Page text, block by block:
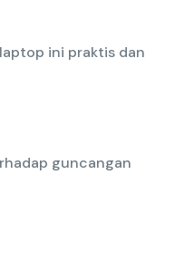
ini praktis dan
guncangan